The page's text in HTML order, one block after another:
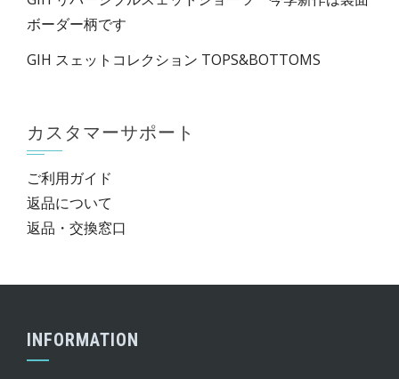
ボーダー柄です
GIH スェットコレクション TOPS&BOTTOMS
カスタマーサポート
ご利用ガイド
返品について
返品・交換窓口
INFORMATION